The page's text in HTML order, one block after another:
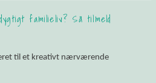
familieliv? Så tilmeld
til et kreativt nærværende